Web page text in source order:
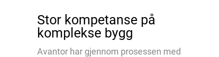
Stor kompetanse på
komplekse bygg
Avantor har gjennom prosessen med